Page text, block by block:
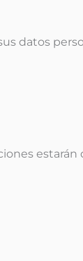
datos
estarán